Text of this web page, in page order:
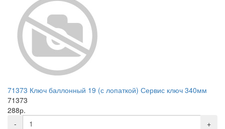
71373 Ключ баллонный 19 (с лопаткой) Сервис ключ 340мм
71373
288р.
-
+